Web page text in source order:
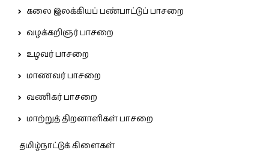
கலை இலக்கியப் பண்பாட்டுப் பாசறை
வழக்கறிஞர் பாசறை
உழவர் பாசறை
மாணவர் பாசறை
வணிகர் பாசறை
மாற்றுத் திறனாளிகள் பாசறை
தமிழ்நாட்டுக் கிளைகள்